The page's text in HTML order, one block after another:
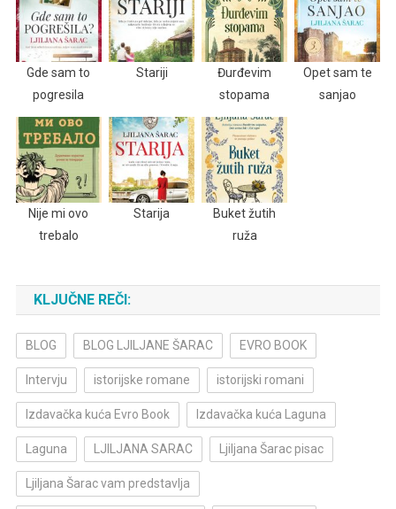
Gde sam to
pogresila
Stariji
Đurđevim
stopama
Opet sam te
sanjao
Nije mi ovo
trebalo
Starija
Buket žutih
ruža
KLJUČNE REČI:
BLOG BLOG LJILJANE ŠARAC EVRO BOOK
Intervju istorijske romane istorijski romani
Izdavačka kuća Evro Book Izdavačka kuća Laguna
Laguna LJILJANA SARAC Ljiljana Šarac pisac
Ljiljana Šarac vam predstavlja